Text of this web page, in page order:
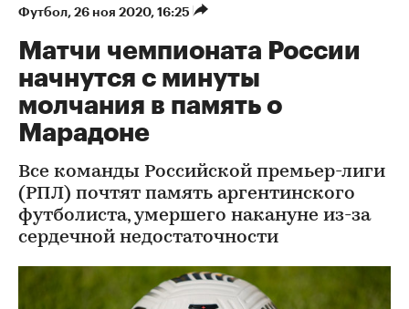
Футбол⁠, 26 ноя 2020, 16:25
Матчи чемпионата России
начнутся с минуты
молчания в память о
Марадоне
Все команды Российской премьер-лиги
(РПЛ) почтят память аргентинского
футболиста, умершего накануне из-за
сердечной недостаточности